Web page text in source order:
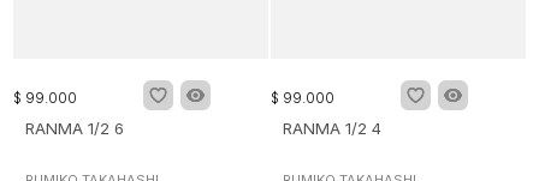
$ 99.000
RANMA 1/2 6
$ 99.000
RANMA 1/2 4